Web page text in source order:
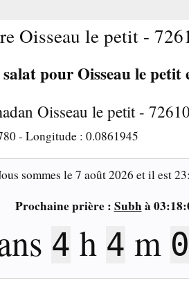
Oisseau le petit -
pour Oisseau le petit
Oisseau le petit -
- Longitude : 0.0861945
sommes le7 août 2026 et il est
Prochaine prière : Subhà
4 h 4 m 0